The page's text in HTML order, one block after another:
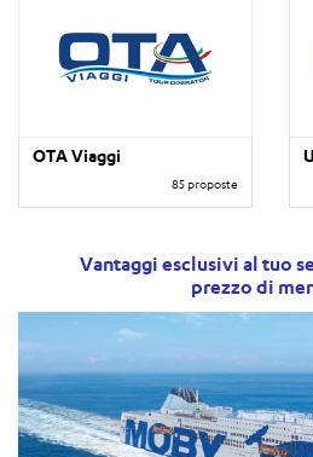
OTA Viaggi
85 proposte
Vantaggi esclusivi al tuo
prezzo di